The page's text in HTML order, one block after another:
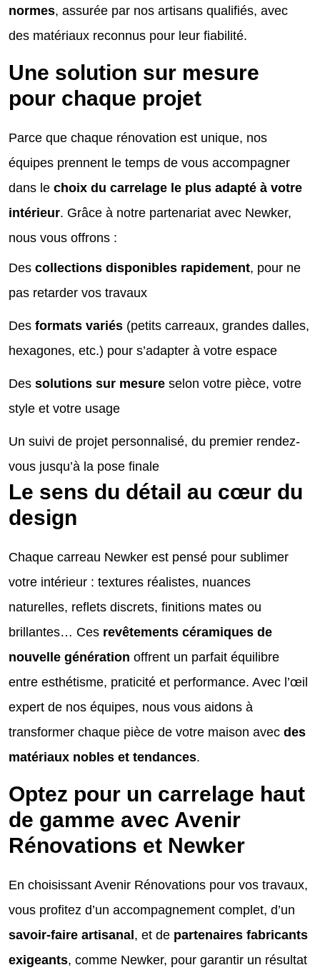
normes, assurée par nos artisans qualifiés, avec
des matériaux reconnus pour leur fiabilité.
Une solution sur mesure
pour chaque projet
Parce que chaque rénovation est unique, nos
équipes prennent le temps de vous accompagner
dans le choix du carrelage le plus adapté à votre
intérieur. Grâce à notre partenariat avec Newker,
nous vous offrons :
Des collections disponibles rapidement, pour ne
pas retarder vos travaux
Des formats variés (petits carreaux, grandes dalles,
hexagones, etc.) pour s’adapter à votre espace
Des solutions sur mesure selon votre pièce, votre
style et votre usage
Un suivi de projet personnalisé, du premier rendez-
vous jusqu’à la pose finale
Le sens du détail au cœur du
design
Chaque carreau Newker est pensé pour sublimer
votre intérieur : textures réalistes, nuances
naturelles, reflets discrets, finitions mates ou
brillantes… Ces revêtements céramiques de
nouvelle génération offrent un parfait équilibre
entre esthétisme, praticité et performance. Avec l’œil
expert de nos équipes, nous vous aidons à
transformer chaque pièce de votre maison avec des
matériaux nobles et tendances.
Optez pour un carrelage haut
de gamme avec Avenir
Rénovations et Newker
En choisissant Avenir Rénovations pour vos travaux,
vous profitez d’un accompagnement complet, d’un
savoir-faire artisanal, et de partenaires fabricants
exigeants, comme Newker, pour garantir un résultat